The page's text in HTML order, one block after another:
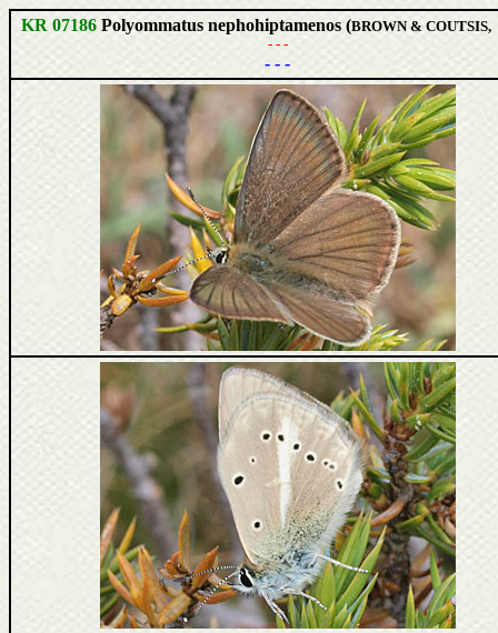
KR 07186 Polyommatus nephohiptamenos (BROWN & COUTSIS,
- - -
- - -